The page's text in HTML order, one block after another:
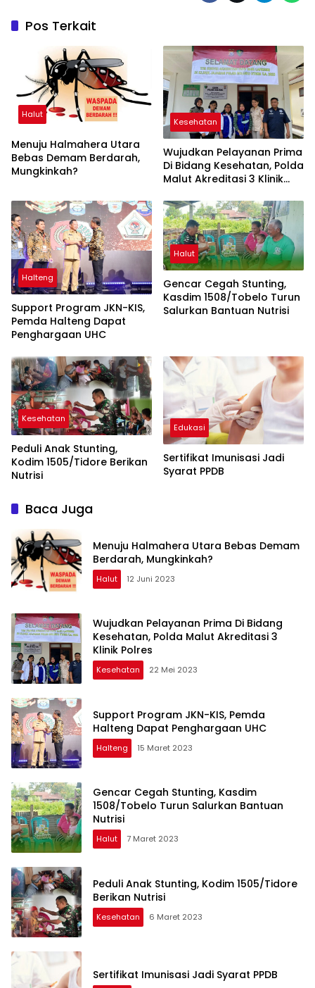
Pos Terkait
Halut
Menuju Halmahera Utara
Bebas Demam Berdarah,
Mungkinkah?
Kesehatan
Wujudkan Pelayanan Prima
Di Bidang Kesehatan, Polda
Malut Akreditasi 3 Klinik
Halteng
Support Program JKN-KIS,
Pemda Halteng Dapat
Penghargaan UHC
Halut
Gencar Cegah Stunting,
Kasdim 1508/Tobelo Turun
Salurkan Bantuan Nutrisi
Kesehatan
Peduli Anak Stunting,
Kodim 1505/Tidore Berikan
Nutrisi
Edukasi
Sertifikat Imunisasi Jadi
Syarat PPDB
Baca Juga
Menuju Halmahera Utara Bebas Demam
Berdarah, Mungkinkah?
Halut 12 Juni 2023
Wujudkan Pelayanan Prima Di Bidang
Kesehatan, Polda Malut Akreditasi 3
Klinik Polres
Kesehatan 22 Mei 2023
Support Program JKN-KIS, Pemda
Halteng Dapat Penghargaan UHC
Halteng 15 Maret 2023
Gencar Cegah Stunting, Kasdim
1508/Tobelo Turun Salurkan Bantuan
Nutrisi
Halut 7 Maret 2023
Peduli Anak Stunting, Kodim 1505/Tidore
Berikan Nutrisi
Kesehatan 6 Maret 2023
Sertifikat Imunisasi Jadi Syarat PPDB